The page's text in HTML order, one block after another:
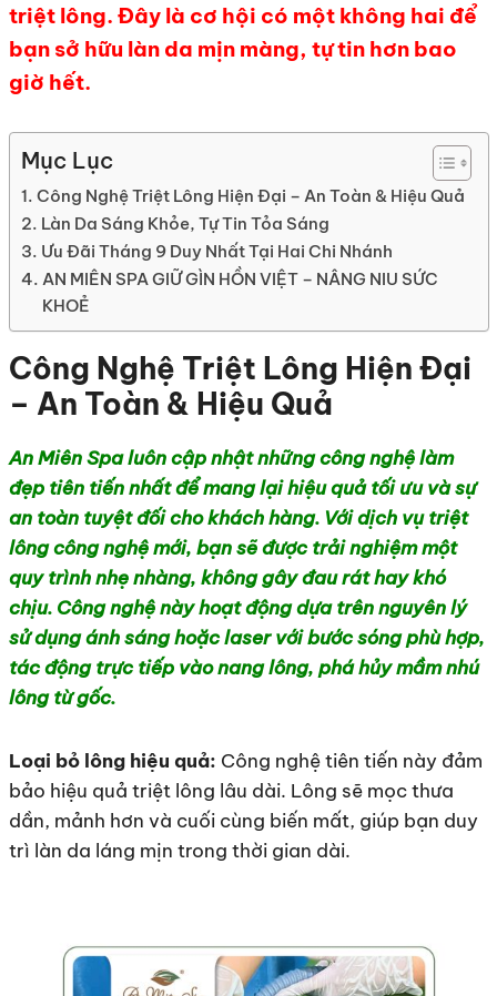
triệt lông. Đây là cơ hội có một không hai để
bạn sở hữu làn da mịn màng, tự tin hơn bao
giờ hết.
Mục Lục
Công Nghệ Triệt Lông Hiện Đại – An Toàn & Hiệu Quả
Làn Da Sáng Khỏe, Tự Tin Tỏa Sáng
Ưu Đãi Tháng 9 Duy Nhất Tại Hai Chi Nhánh
AN MIÊN SPA GIỮ GÌN HỒN VIỆT – NÂNG NIU SỨC
KHOẺ
Công Nghệ Triệt Lông Hiện Đại
– An Toàn & Hiệu Quả
An Miên Spa luôn cập nhật những công nghệ làm
đẹp tiên tiến nhất để mang lại hiệu quả tối ưu và sự
an toàn tuyệt đối cho khách hàng. Với dịch vụ triệt
lông công nghệ mới, bạn sẽ được trải nghiệm một
quy trình nhẹ nhàng, không gây đau rát hay khó
chịu. Công nghệ này hoạt động dựa trên nguyên lý
sử dụng ánh sáng hoặc laser với bước sóng phù hợp,
tác động trực tiếp vào nang lông, phá hủy mầm nhú
lông từ gốc.
Loại bỏ lông hiệu quả: Công nghệ tiên tiến này đảm
bảo hiệu quả triệt lông lâu dài. Lông sẽ mọc thưa
dần, mảnh hơn và cuối cùng biến mất, giúp bạn duy
trì làn da láng mịn trong thời gian dài.